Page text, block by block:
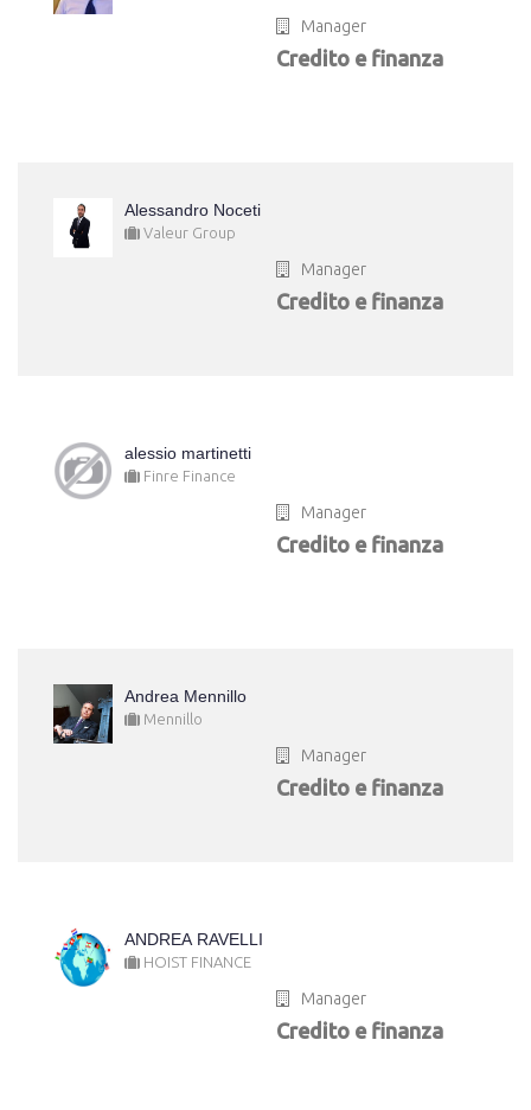
Manager
Credito e finanza
Alessandro Noceti
Valeur Group
Manager
Credito e finanza
alessio martinetti
Finre Finance
Manager
Credito e finanza
Andrea Mennillo
Mennillo
Manager
Credito e finanza
ANDREA RAVELLI
HOIST FINANCE
Manager
Credito e finanza